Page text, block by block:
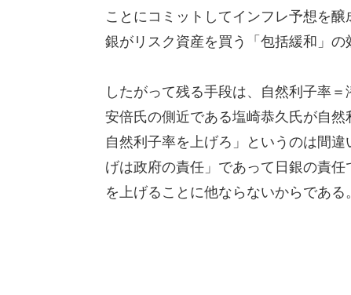
ことにコミットしてインフレ予想を醸
銀がリスク資産を買う「包括緩和」の
したがって残る手段は、自然利子率
安倍氏の側近である塩崎恭久氏が自
自然利子率を上げろ」というのは間違
げは政府の責任」であって日銀の責
を上げることに他ならないからである。